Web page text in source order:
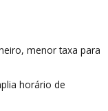
menor taxa para
horário de